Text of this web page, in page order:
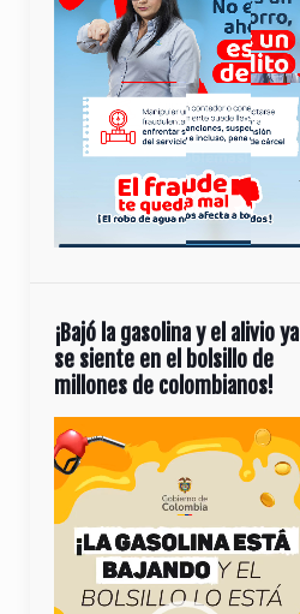
¡Bajó la gasolina y el alivio ya
se siente en el bolsillo de
millones de colombianos!
Reproductor
de
vídeo